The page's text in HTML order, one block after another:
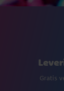
Gratis